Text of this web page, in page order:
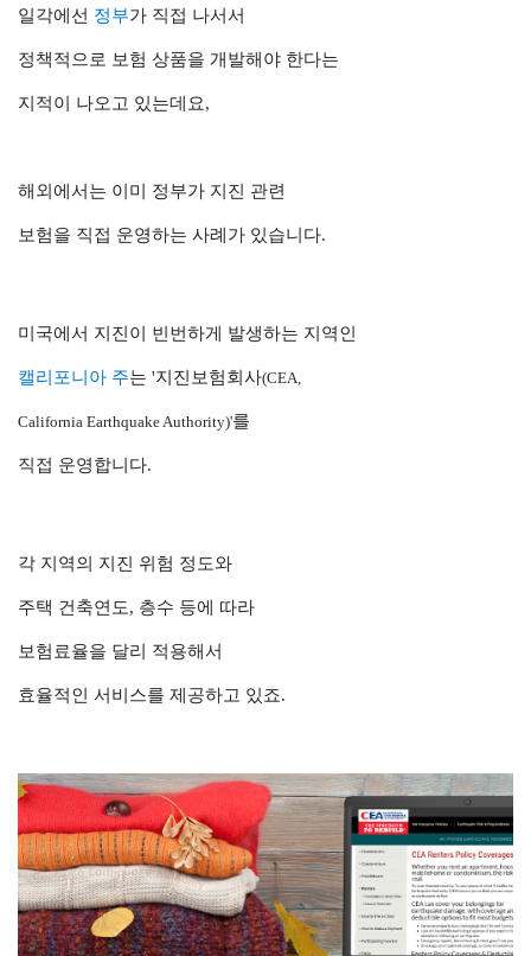
일각에선 정부가 직접 나서서
정책적으로 보험 상품을 개발해야 한다는
지적이 나오고 있는데요,
해외에서는 이미 정부가 지진 관련
보험을 직접 운영하는 사례가 있습니다.
미국에서 지진이 빈번하게 발생하는 지역인
캘리포니아 주는 '지진보험회사(CEA,
California Earthquake Authority)'를
직접 운영합니다.
각 지역의 지진 위험 정도와
주택 건축연도, 층수 등에 따라
보험료율을 달리 적용해서
효율적인 서비스를 제공하고 있죠.